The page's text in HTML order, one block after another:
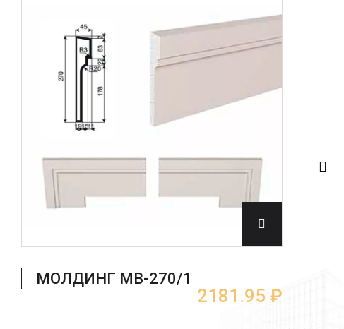
МОЛДИНГ МВ-270/1
2181.95 ₽